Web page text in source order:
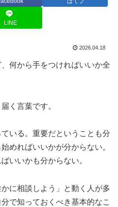
LINE
2026.04.18
、何から手をつければいいか全
く言葉です。
いる。重要だということも分
めればいいかが分からない。
いいかも分からない。
に相談しよう」と動く人が多
で知っておくべき基本的なこ